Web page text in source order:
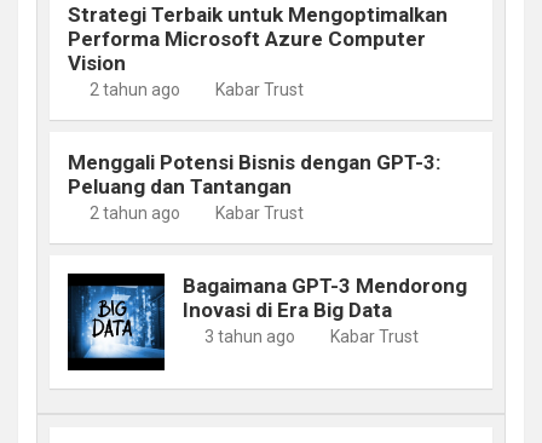
Strategi Terbaik untuk Mengoptimalkan
Performa Microsoft Azure Computer
Vision
2 tahun ago Kabar Trust
Menggali Potensi Bisnis dengan GPT-3:
Peluang dan Tantangan
2 tahun ago Kabar Trust
Bagaimana GPT-3 Mendorong
Inovasi di Era Big Data
3 tahun ago Kabar Trust